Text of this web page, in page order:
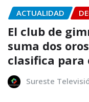
ACTUALIDAD
El club de
suma dos
clasifica para
Sureste